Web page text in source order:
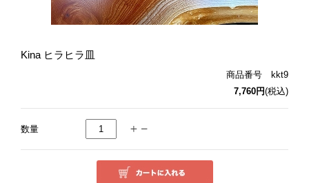
Kina ヒラヒラ皿
商品番号 kkt9
7,760円(税込)
数量